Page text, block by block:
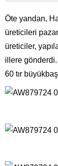
Öte yandan,
üreticileri
üreticiler,
illere gönderdi.
60 tır